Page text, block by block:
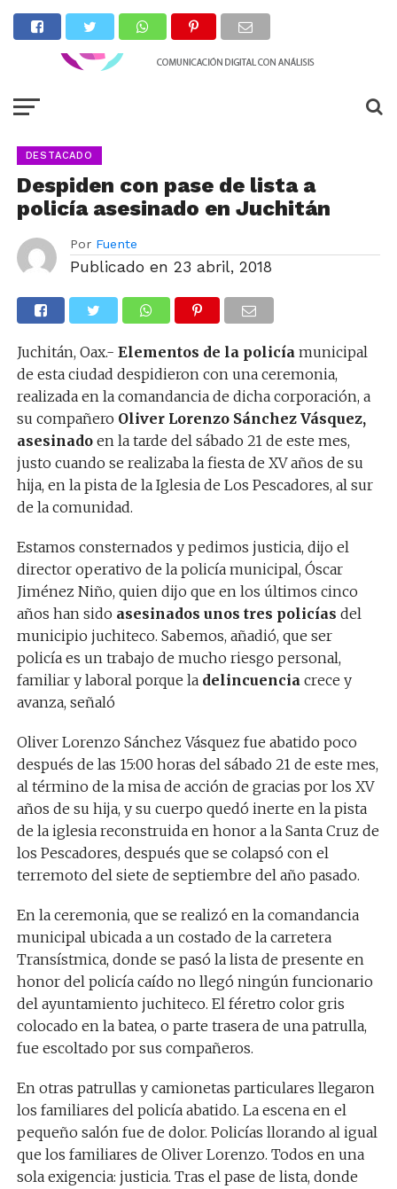
DESTACADO
Despiden con pase de lista a
policía asesinado en Juchitán
Por Fuente
Publicado en 23 abril, 2018
Juchitán, Oax.- Elementos de la policíamunicipal
de esta ciudad despidieron con una ceremonia,
realizada en la comandancia de dicha corporación, a
su compañero Oliver Lorenzo Sánchez Vásquez,
asesinado en la tarde del sábado 21 de este mes,
justo cuando se realizaba la fiesta de XV años de su
hija, en la pista de la Iglesia de Los Pescadores, al sur
de la comunidad.
Estamos consternados y pedimos justicia, dijo el
director operativo de la policía municipal, Óscar
Jiménez Niño, quien dijo que en los últimos cinco
años han sido asesinados unos tres policías del
municipio juchiteco. Sabemos, añadió, que ser
policía es un trabajo de mucho riesgo personal,
familiar y laboral porque ladelincuenciacrece y
avanza, señaló
Oliver Lorenzo Sánchez Vásquez fue abatido poco
después de las 15:00 horas del sábado 21 de este mes,
al término de la misa de acción de gracias por los XV
años de su hija, y su cuerpo quedó inerte en la pista
de la iglesia reconstruida en honor a la Santa Cruz de
los Pescadores, después que se colapsó con el
terremoto del siete de septiembre del año pasado.
En la ceremonia, que se realizó en la comandancia
municipal ubicada a un costado de la carretera
Transístmica, donde se pasó la lista de presente en
honor del policía caído no llegó ningún funcionario
del ayuntamiento juchiteco. El féretro color gris
colocado en la batea, o parte trasera de una patrulla,
fue escoltado por sus compañeros.
En otras patrullas y camionetas particulares llegaron
los familiares del policía abatido. La escena en el
pequeño salón fue de dolor. Policías llorando al igual
que los familiares de Oliver Lorenzo. Todos en una
sola exigencia: justicia. Tras el pase de lista, donde